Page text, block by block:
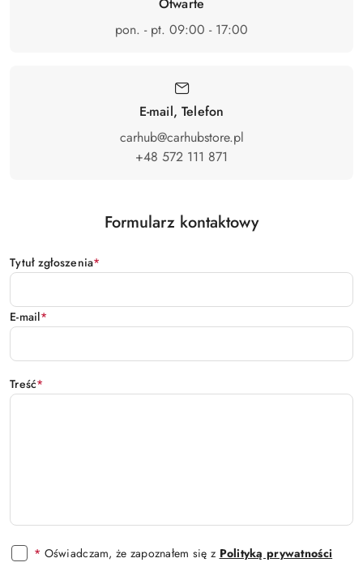
pon. - pt. 09:00 - 17:00
E-mail, Telefon
carhub@carhubstore.pl
+48 572 111 871
Formularz kontaktowy
Tytuł zgłoszenia*
E-mail*
Treść*
* Oświadczam, że zapoznałem się z Polityką prywatności